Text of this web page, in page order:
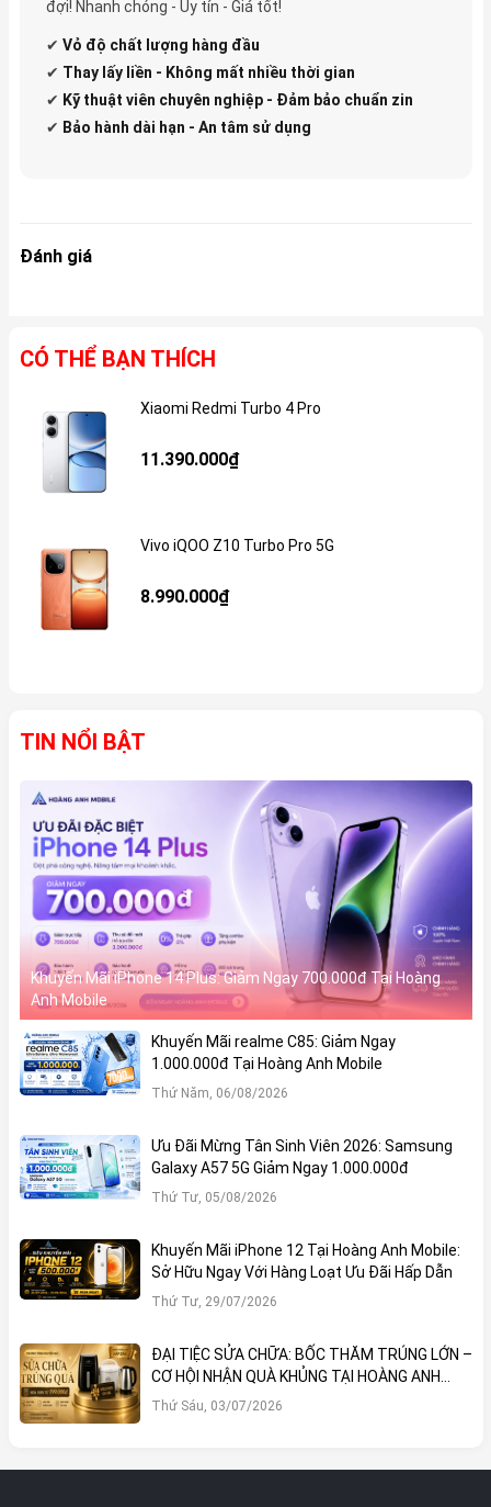
đợi! Nhanh chóng - Uy tín - Giá tốt!
✔ Vỏ độ chất lượng hàng đầu
✔ Thay lấy liền - Không mất nhiều thời gian
✔ Kỹ thuật viên chuyên nghiệp - Đảm bảo chuẩn zin
✔ Bảo hành dài hạn - An tâm sử dụng
Đánh giá
CÓ THỂ BẠN THÍCH
Xiaomi Redmi Turbo 4 Pro
11.390.000₫
Vivo iQOO Z10 Turbo Pro 5G
8.990.000₫
TIN NỔI BẬT
Khuyến Mãi iPhone 14 Plus: Giảm Ngay 700.000đ Tại Hoàng
Anh Mobile
Khuyến Mãi realme C85: Giảm Ngay
1.000.000đ Tại Hoàng Anh Mobile
Thứ Năm, 06/08/2026
Ưu Đãi Mừng Tân Sinh Viên 2026: Samsung
Galaxy A57 5G Giảm Ngay 1.000.000đ
Thứ Tư, 05/08/2026
Khuyến Mãi iPhone 12 Tại Hoàng Anh Mobile:
Sở Hữu Ngay Với Hàng Loạt Ưu Đãi Hấp Dẫn
Thứ Tư, 29/07/2026
ĐẠI TIỆC SỬA CHỮA: BỐC THĂM TRÚNG LỚN –
CƠ HỘI NHẬN QUÀ KHỦNG TẠI HOÀNG ANH
MOBILE
Thứ Sáu, 03/07/2026